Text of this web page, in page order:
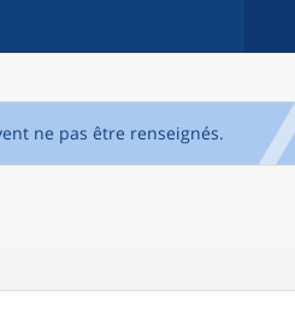
ne pas être renseignés.